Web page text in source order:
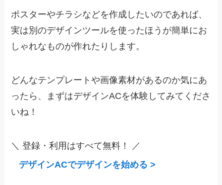
ポスターやチラシなどを作成したいのであれば、
実は別のデザインツールを使ったほうが簡単にお
しゃれなものが作れたりします。
どんなテンプレートや画像素材があるのか気にあ
ったら、まずはデザインACを体験してみてくださ
いね！
＼ 登録・利用はすべて無料！ ／
デザインACでデザインを始める >